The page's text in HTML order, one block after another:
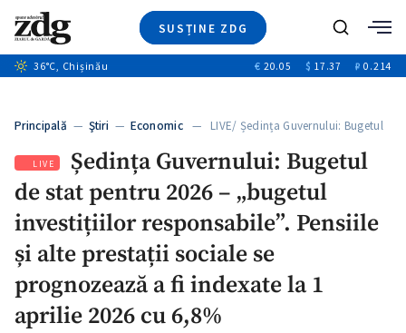
SUSȚINE ZDG
Ştiri
+13
Video
Special
Blog
ZdGust
Caută
36°C, Chișinău € 20.05 $ 17.37 ₽ 0.214
Principală — Ştiri — Economic— LIVE/ Ședința Guvernului: Bugetul
LIVE
Ședința Guvernului: Bugetul
de stat pentru 2026 – „bugetul
investițiilor responsabile”. Pensiile
și alte prestații sociale se
prognozează a fi indexate la 1
aprilie 2026 cu 6,8%